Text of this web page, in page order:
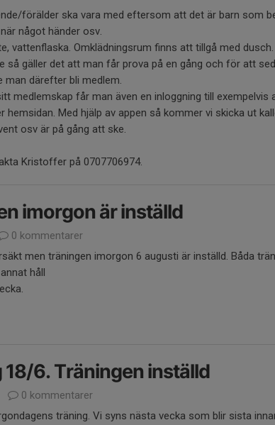
förälder ska vara med eftersom att det är barn som
något händer osv.
vattenflaska. Omklädningsrum finns att tillgå med dusch.
så gäller det att man får prova på en gång och för att
därefter bli medlem.
medlemskap får man även en inloggning till exempelvis
hemsidan. Med hjälp av appen så kommer vi skicka ut
osv är på gång att ske.
Kristoffer på 0707706974.
imorgon är inställd
0 kommentarer
men träningen imorgon 6 augusti är inställd. Båda
håll
18/6. Träningen inställd
0 kommentarer
träning. Vi syns nästa vecka som blir sista